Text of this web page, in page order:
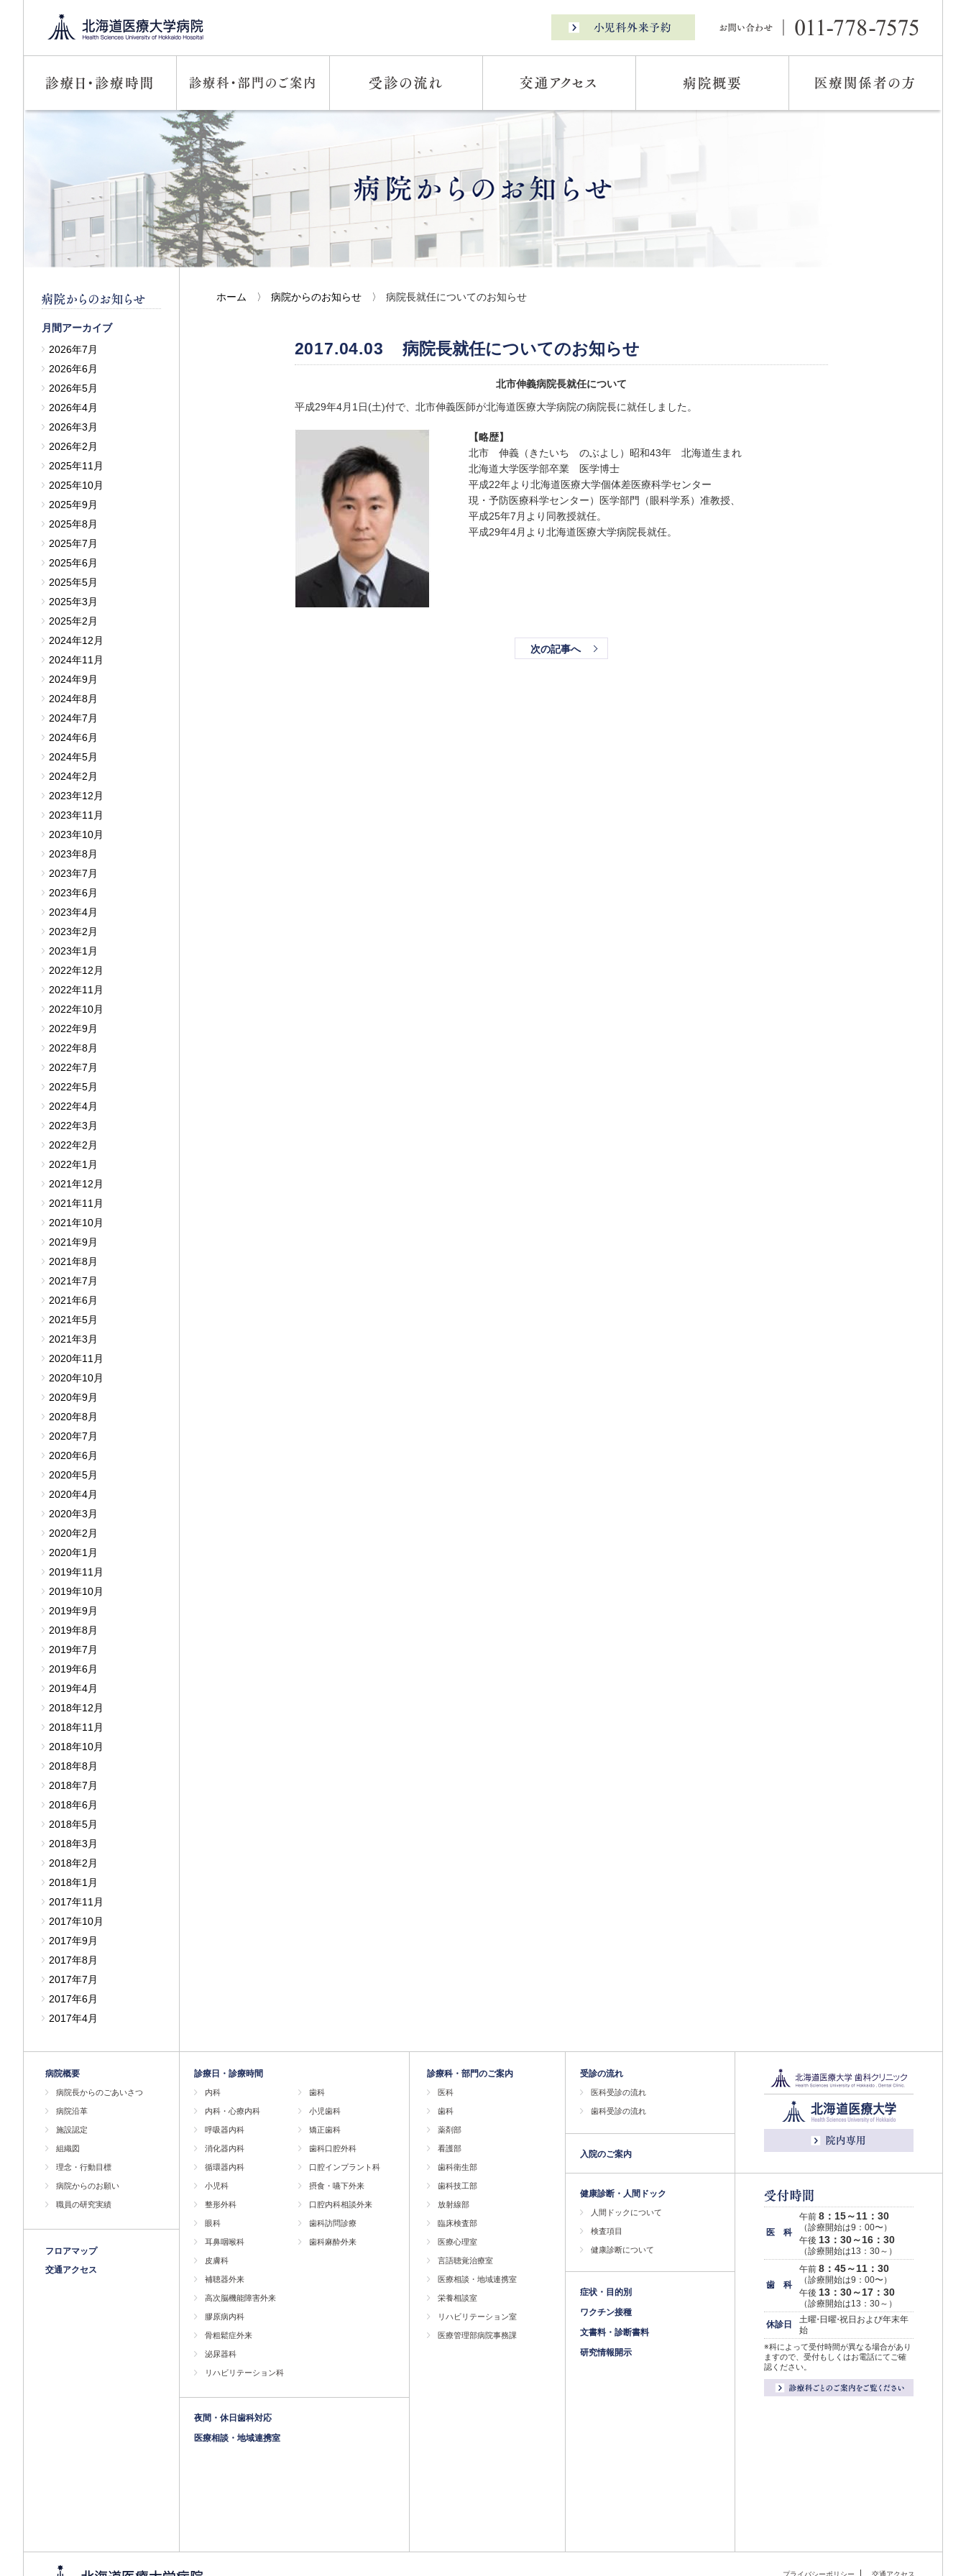
月間アーカイブ
2026年7月
2026年6月
2026年5月
2026年4月
2026年3月
2026年2月
2025年11月
2025年10月
2025年9月
2025年8月
2025年7月
2025年6月
2025年5月
2025年3月
2025年2月
2024年12月
2024年11月
2024年9月
2024年8月
2024年7月
2024年6月
2024年5月
2024年2月
2023年12月
2023年11月
2023年10月
2023年8月
2023年7月
2023年6月
2023年4月
2023年2月
2023年1月
2022年12月
2022年11月
2022年10月
2022年9月
2022年8月
2022年7月
2022年5月
2022年4月
2022年3月
2022年2月
2022年1月
2021年12月
2021年11月
2021年10月
2021年9月
2021年8月
2021年7月
2021年6月
2021年5月
2021年3月
2020年11月
2020年10月
2020年9月
2020年8月
2020年7月
2020年6月
2020年5月
2020年4月
2020年3月
2020年2月
2020年1月
2019年11月
2019年10月
2019年9月
2019年8月
2019年7月
2019年6月
2019年4月
2018年12月
2018年11月
2018年10月
2018年8月
2018年7月
2018年6月
2018年5月
2018年3月
2018年2月
2018年1月
2017年11月
2017年10月
2017年9月
2017年8月
2017年7月
2017年6月
2017年4月
ホーム 〉 病院からのお知らせ 〉 病院長就任についてのお知らせ
2017.04.03 病院長就任についてのお知らせ
北市伸義病院長就任について
平成29年4月1日(土)付で、北市伸義医師が北海道医療大学病院の病院長に就任しました。
【略歴】
北市 伸義（きたいち のぶよし）昭和43年 北海道生まれ
北海道大学医学部卒業 医学博士
平成22年より北海道医療大学個体差医療科学センター
現・予防医療科学センター）医学部門（眼科学系）准教授、
平成25年7月より同教授就任。
平成29年4月より北海道医療大学病院長就任。
次の記事へ
病院概要
病院長からのごあいさつ
病院沿革
施設認定
組織図
理念・行動目標
病院からのお願い
職員の研究実績
フロアマップ
交通アクセス
診療日・診療時間
内科
内科・心療内科
呼吸器内科
消化器内科
循環器内科
小児科
整形外科
眼科
耳鼻咽喉科
皮膚科
補聴器外来
高次脳機能障害外来
膠原病内科
骨粗鬆症外来
泌尿器科
リハビリテーション科
歯科
小児歯科
矯正歯科
歯科口腔外科
口腔インプラント科
摂食・嚥下外来
口腔内科相談外来
歯科訪問診療
歯科麻酔外来
夜間・休日歯科対応
医療相談・地域連携室
診療科・部門のご案内
医科
歯科
薬剤部
看護部
歯科衛生部
歯科技工部
放射線部
臨床検査部
医療心理室
言語聴覚治療室
医療相談・地域連携室
栄養相談室
リハビリテーション室
医療管理部病院事務課
受診の流れ
医科受診の流れ
歯科受診の流れ
入院のご案内
健康診断・人間ドック
人間ドックについて
検査項目
健康診断について
症状・目的別
ワクチン接種
文書料・診断書料
研究情報開示
医 科
午前8：15～11：30
（診療開始は9：00〜）
午後13：30～16：30
（診療開始は13：30～）
歯 科
午前8：45～11：30
（診療開始は9：00〜）
午後13：30～17：30
（診療開始は13：30～）
休診日 土曜・ 日曜・祝日および年末年
始
※科によって受付時間が異なる場合があり
ますので、受付もしくはお電話にてご確
認ください。
交通アクセス
プライバシーポリシー